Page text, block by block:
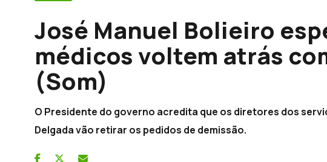
José Manuel Bolieiro
médicos voltem atrás
(Som)
O Presidente do governo acredita que os diretores dos
Delgada vão retirar os pedidos de demissão.